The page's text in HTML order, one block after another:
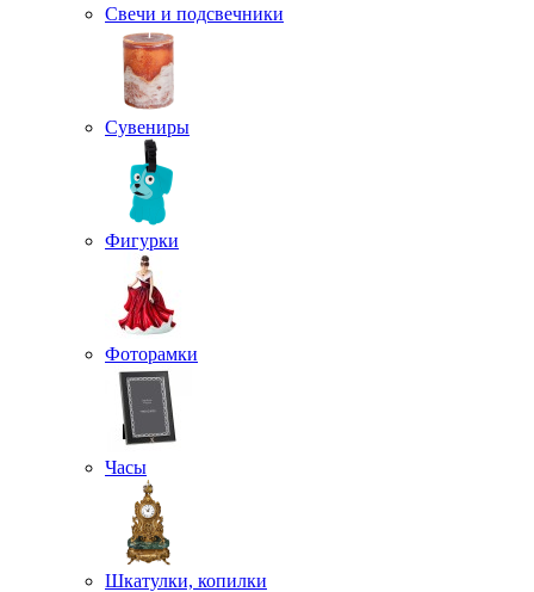
Свечи и подсвечники
Сувениры
Фигурки
Фоторамки
Часы
Шкатулки, копилки